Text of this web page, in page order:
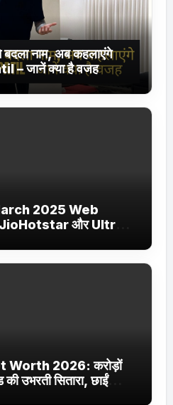
नाम, अब कहलाएंगे
जानें क्या है वजह
2025 Web
Worth 2026: करोड़ों
उभरती सितारा, छाईं